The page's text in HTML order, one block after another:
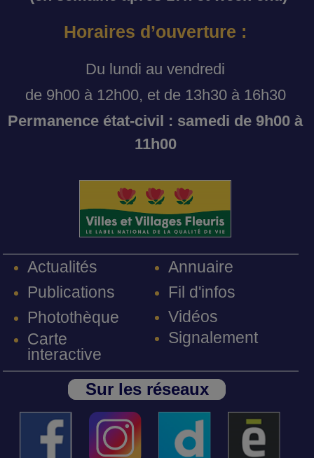
Horaires d’ouverture :
Du lundi au vendredi
de 9h00 à 12h00, et de 13h30 à 16h30
Permanence état-civil : samedi de 9h00 à
11h00
Actualités
Publications
Photothèque
Carte
interactive
Annuaire
Fil d'infos
Vidéos
Signalement
Sur les réseaux